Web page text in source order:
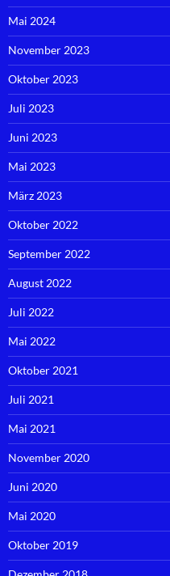
Mai 2024
November 2023
Oktober 2023
Juli 2023
Juni 2023
Mai 2023
März 2023
Oktober 2022
September 2022
August 2022
Juli 2022
Mai 2022
Oktober 2021
Juli 2021
Mai 2021
November 2020
Juni 2020
Mai 2020
Oktober 2019